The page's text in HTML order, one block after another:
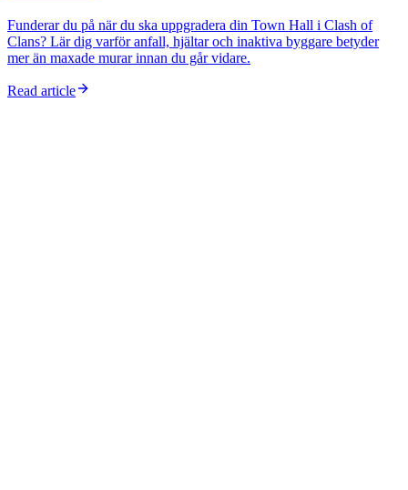
Funderar du på när du ska uppgradera din Town Hall i Clash of
Clans? Lär dig varför anfall, hjältar och inaktiva byggare betyder
mer än maxade murar innan du går vidare.
Read article